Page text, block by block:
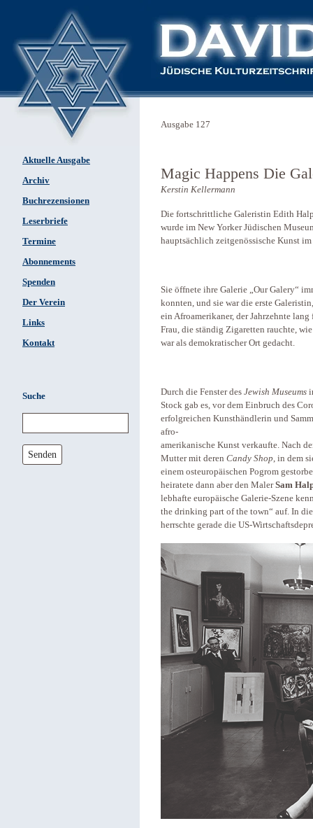
Aktuelle Ausgabe
Archiv
Buchrezensionen
Leserbriefe
Termine
Abonnements
Spenden
Der Verein
Links
Kontakt
Suche
Senden
Ausgabe 127
Magic Happens Die
Kerstin Kellermann
Die fortschrittliche Galeristin Edith
wurde im New Yorker Jüdischen
hauptsächlich zeitgenössische Kunst
Sie öffnete ihre Galerie „Our Galery“
konnten, und sie war die erste
ein Afroamerikaner, der Jahrzehnte
Frau, die ständig Zigaretten rauchte,
war als demokratischer Ort gedacht.
Durch die Fenster des Jewish Museums
Stock gab es, vor dem Einbruch des
erfolgreichen Kunsthändlerin und
afro-
amerikanische Kunst verkaufte. Nach
Mutter mit deren Candy Shop, in dem
einem osteuropäischen Pogrom
heiratete dann aber den MalerSam
lebhafte europäische Galerie-Szene
the drinking part of the town“ auf. In
herrschte gerade die US-